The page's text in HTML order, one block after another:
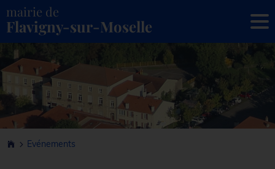
mairie de
Flavigny-sur-Moselle
Evénements